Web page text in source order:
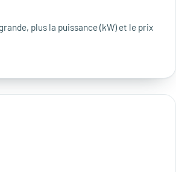
plus la puissance (kW) et le prix